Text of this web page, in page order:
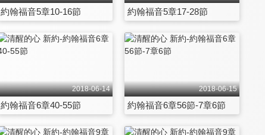
約翰福音5章10-16節 約翰福音5章17-28節
2018-06-14
約翰福音6章40-55節
2018-06-15
約翰福音6章56節-7章6節